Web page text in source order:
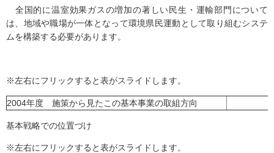
全国的に温室効果ガスの増加の著しい民生・運輸部門について
は、地域や職場が一体となって環境県民運動として取り組むシステ
ムを構築する必要があります。
※左右にフリックすると表がスライドします。
2004年度 施策から見たこの基本事業の取組方向
基本戦略での位置づけ
※左右にフリックすると表がスライドします。